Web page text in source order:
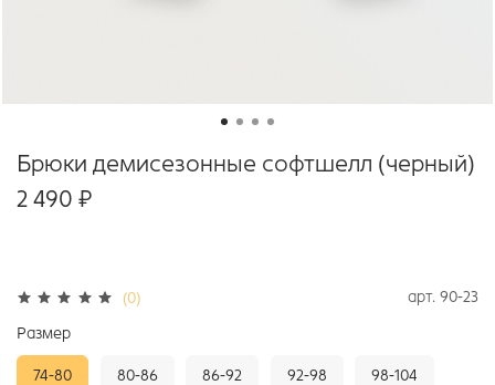
(0) арт. 90-23
Брюки демисезонные софтшелл (черный)
2 490 ₽
Размер
74-80 80-86 86-92 92-98 98-104